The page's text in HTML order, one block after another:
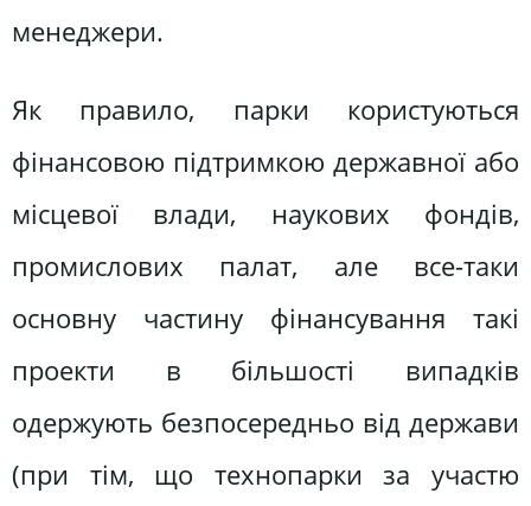
менеджери.
Як правило, парки користуються
фінансовою підтримкою державної або
місцевої влади, наукових фондів,
промислових палат, але все-таки
основну частину фінансування такі
проекти в більшості випадків
одержують безпосередньо від держави
(при тім, що технопарки за участю